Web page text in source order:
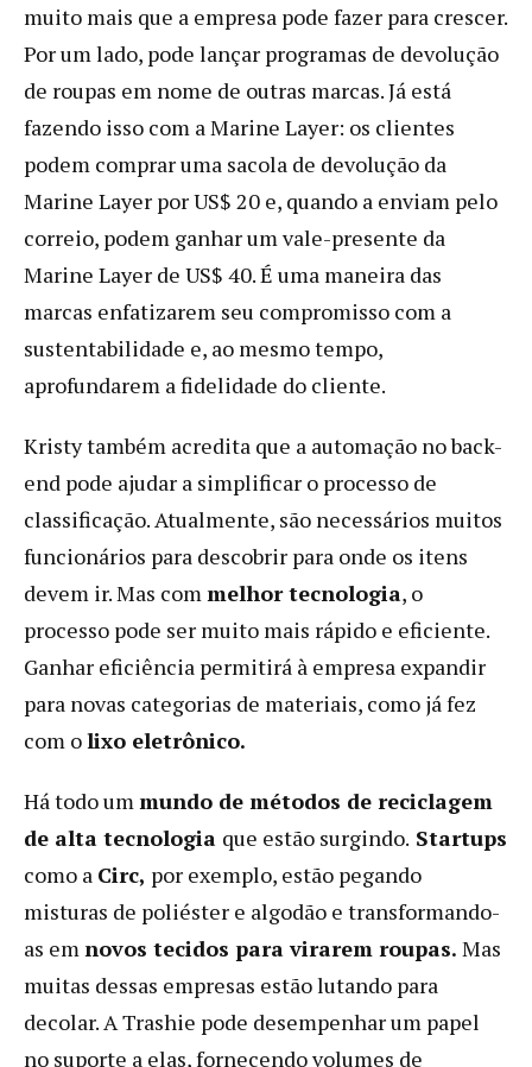
muito mais que a empresa pode fazer para crescer.
Por um lado, pode lançar programas de devolução
de roupas em nome de outras marcas. Já está
fazendo isso com a Marine Layer: os clientes
podem comprar uma sacola de devolução da
Marine Layer por US$ 20 e, quando a enviam pelo
correio, podem ganhar um vale-presente da
Marine Layer de US$ 40. É uma maneira das
marcas enfatizarem seu compromisso com a
sustentabilidade e, ao mesmo tempo,
aprofundarem a fidelidade do cliente.
Kristy também acredita que a automação no back-
end pode ajudar a simplificar o processo de
classificação. Atualmente, são necessários muitos
funcionários para descobrir para onde os itens
devem ir. Mas commelhor tecnologia, o
processo pode ser muito mais rápido e eficiente.
Ganhar eficiência permitirá à empresa expandir
para novas categorias de materiais, como já fez
com olixo eletrônico.
Há todo ummundo de métodos de reciclagem
de alta tecnologia que estão surgindo. Startups
como a Circ, por exemplo, estão pegando
misturas de poliéster e algodão e transformando-
as emnovos tecidos para virarem roupas. Mas
muitas dessas empresas estão lutando para
decolar. A Trashie pode desempenhar um papel
no suporte a elas, fornecendo volumes de